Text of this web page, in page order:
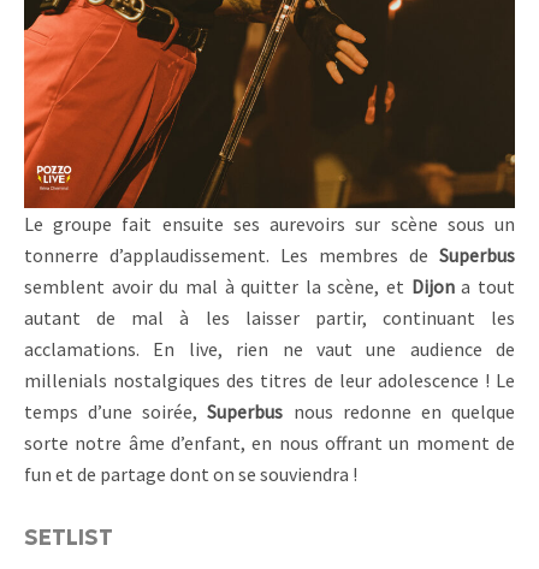
Le groupe fait ensuite ses aurevoirs sur scène sous un
tonnerre d’applaudissement. Les membres de Superbus
semblent avoir du mal à quitter la scène, et Dijona tout
autant de mal à les laisser partir, continuant les
acclamations. En live, rien ne vaut une audience de
millenials nostalgiques des titres de leur adolescence ! Le
temps d’une soirée,Superbus nous redonne en quelque
sorte notre âme d’enfant, en nous offrant un moment de
fun et de partage dont on se souviendra !
SETLIST